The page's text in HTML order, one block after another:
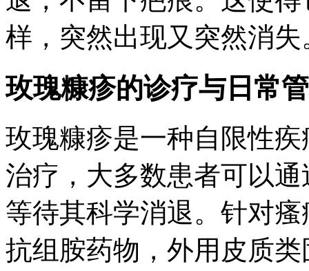
样，突然出现又突然消失
玫瑰糠疹的诊疗与日常
玫瑰糠疹是一种自限性
治疗，大多数患者可以
等待其科学消退。针对
抗组胺药物，外用皮质